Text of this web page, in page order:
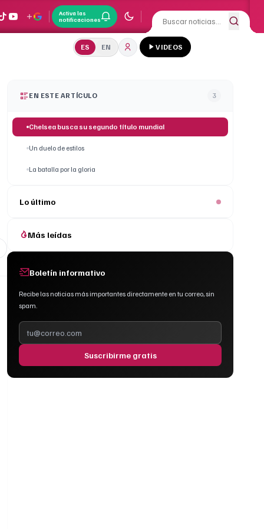
Activa las
notificaciones
ES EN VIDEOS
EN ESTE ARTÍCULO 3
Chelsea busca su segundo título mundial
Un duelo de estilos
La batalla por la gloria
Lo último
Más leídas
Boletín informativo
Recibe las noticias más importantes directamente en tu correo, sin
spam.
Suscribirme gratis